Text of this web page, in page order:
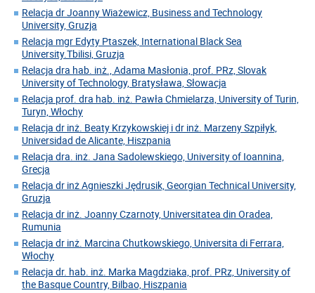
Relacja dr Joanny Wiażewicz, Business and Technology
University, Gruzja
Relacja mgr Edyty Ptaszek, International Black Sea
University.Tbilisi, Gruzja
Relacja dra hab. inż., Adama Masłonia, prof. PRz, Slovak
University of Technology, Bratysława, Słowacja
Relacja prof. dra hab. inż. Pawła Chmielarza, University of Turin,
Turyn, Włochy
Relacja dr inż. Beaty Krzykowskiej i dr inż. Marzeny Szpiłyk,
Universidad de Alicante, Hiszpania
Relacja dra. inż. Jana Sadolewskiego, University of Ioannina,
Grecja
Relacja dr inż Agnieszki Jędrusik, Georgian Technical University,
Gruzja
Relacja dr inż. Joanny Czarnoty, Universitatea din Oradea,
Rumunia
Relacja dr inż. Marcina Chutkowskiego, Universita di Ferrara,
Włochy
Relacja dr. hab. inż. Marka Magdziaka, prof. PRz, University of
the Basque Country, Bilbao, Hiszpania